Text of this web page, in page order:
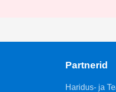
Partnerid
Haridus- ja